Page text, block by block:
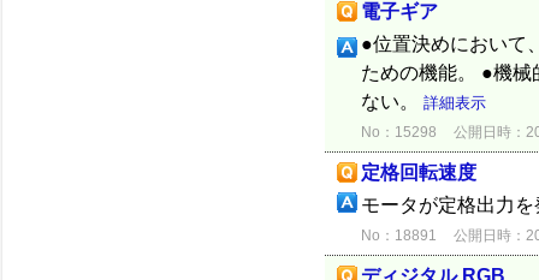
電子ギア
●位置決めにおいて
ための機能。 ●機
ない。 詳細表示
No：15298 公開日時：
定格回転速度
モータが定格出力
No：18891 公開日時：
ディジタル RGB